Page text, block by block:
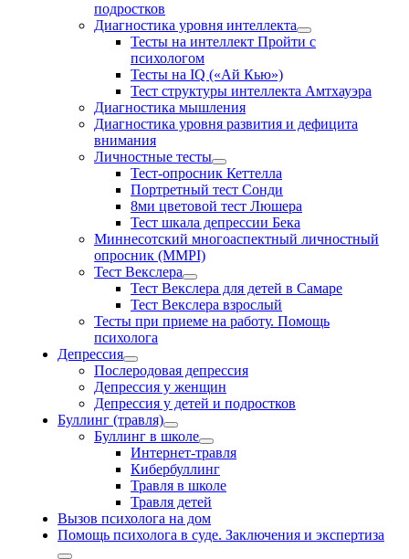
подростков
Диагностика уровня интеллекта
Тесты на интеллект Пройти с
психологом
Тесты на IQ («Ай Кью»)
Тест структуры интеллекта Амтхауэра
Диагностика мышления
Диагностика уровня развития и дефицита
внимания
Личностные тесты
Тест-опросник Кеттелла
Портретный тест Сонди
8ми цветовой тест Люшера
Тест шкала депрессии Бека
Миннесотский многоаспектный личностный
опросник (MMPI)
Тест Векслера
Тест Векслера для детей в Самаре
Тест Векслера взрослый
Тесты при приеме на работу. Помощь
психолога
Депрессия
Послеродовая депрессия
Депрессия у женщин
Депрессия у детей и подростков
Буллинг (травля)
Буллинг в школе
Интернет-травля
Кибербуллинг
Травля в школе
Травля детей
Вызов психолога на дом
Помощь психолога в суде. Заключения и экспертиза